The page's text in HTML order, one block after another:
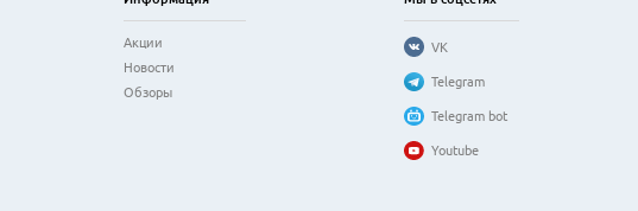
Акции
Новости
Обзоры
VK
Telegram
Telegram bot
Youtube